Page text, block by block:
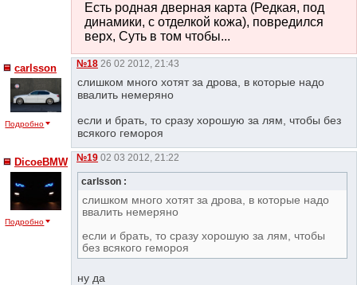
Есть родная дверная карта (Редкая, под
динамики, с отделкой кожа), повредился
верх, Суть в том чтобы...
сarlsson
Подробно
№18 26 02 2012, 21:43
слишком много хотят за дрова, в которые надо
ввалить немеряно
если и брать, то сразу хорошую за лям, чтобы без
всякого гемороя
DicoeBMW
Подробно
№19 02 03 2012, 21:22
сarlsson :
слишком много хотят за дрова, в которые надо
ввалить немеряно
если и брать, то сразу хорошую за лям, чтобы
без всякого гемороя
ну да